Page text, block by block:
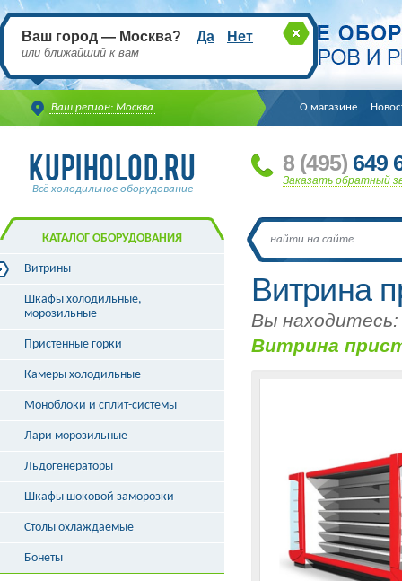
Ваш регион: Москва
Ваш город — Москва? Да Нет
или ближайший к вам
О магазине
Всё холодильное оборудование
8 (495) 649
Заказать обратный
Витрина
Вы находитесь:
Витрина
КАТАЛОГ ОБОРУДОВАНИЯ
Витрины
Витрины холодильные
Витрины морозильные
Витрины кондитерские
Витрины угловые
Витрины «рыба на льду»
Шкафы холодильные,
морозильные
Пристенные горки
Камеры холодильные
Моноблоки и сплит-системы
Лари морозильные
Льдогенераторы
Шкафы шоковой заморозки
Столы охлаждаемые
Бонеты